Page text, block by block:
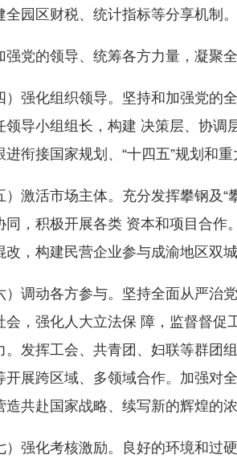
全园区财税、统计指标等分享机制。
的领导、统筹各方力量，凝聚全
化组织领导。坚持和加强党的全
领导小组组长，构建 决策层、协
进衔接国家规划、“十四五”规划和
活市场主体。充分发挥攀钢及“
同，积极开展各类 资本和项目合作
改，构建民营企业参与成渝地区双
动各方参与。坚持全面从严治党
会，强化人大立法保 障，监督督
。发挥工会、共青团、妇联等群团
开展跨区域、多领域合作。加强
造共赴国家战略、续写新的辉煌的
化考核激励。良好的环境和过硬